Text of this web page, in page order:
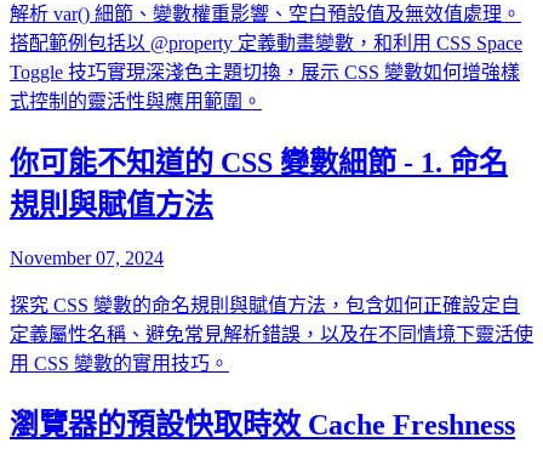
解析 var() 細節、變數權重影響、空白預設值及無效值處理。
搭配範例包括以 @property 定義動畫變數，和利用 CSS Space
Toggle 技巧實現深淺色主題切換，展示 CSS 變數如何增強樣
式控制的靈活性與應用範圍。
你可能不知道的 CSS 變數細節 - 1. 命名
規則與賦值方法
November 07, 2024
探究 CSS 變數的命名規則與賦值方法，包含如何正確設定自
定義屬性名稱、避免常見解析錯誤，以及在不同情境下靈活使
用 CSS 變數的實用技巧。
瀏覽器的預設快取時效 Cache Freshness